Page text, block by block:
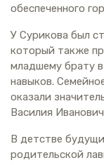
обеспеченного
У Сурикова был
который также
младшему брату
навыков.
оказали
Василия
В детстве
родительской